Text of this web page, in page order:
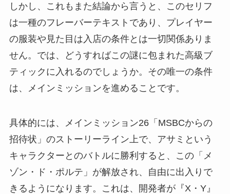
しかし、これもまた結論から言うと、このセリフ
は一種のフレーバーテキストであり、プレイヤー
の服装や見た目は入店の条件とは一切関係ありま
せん。では、どうすればこの謎に包まれた高級ブ
ティックに入れるのでしょうか。その唯一の条件
は、メインミッションを進めることです。
具体的には、メインミッション26「MSBCからの
招待状」のストーリーライン上で、アサミという
キャラクターとのバトルに勝利すると、この「メ
ゾン・ド・ポルテ」が解放され、自由に出入りで
きるようになります。これは、開発者が『X・Y』